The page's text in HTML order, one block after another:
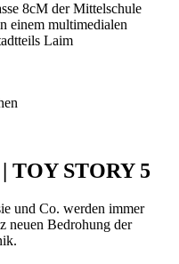
8cM der Mittelschule
einem multimedialen
Laim
| TOY STORY 5
und Co. werden immer
neuen Bedrohung der